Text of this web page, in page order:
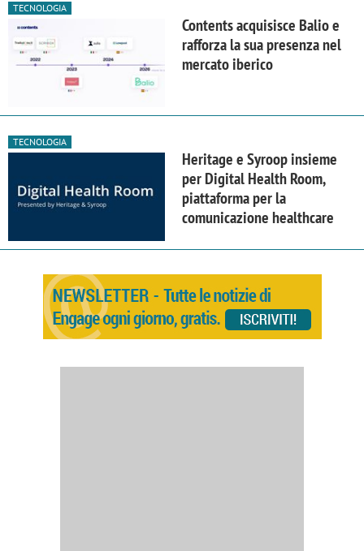
TECNOLOGIA
Contents acquisisce Balio e
rafforza la sua presenza nel
mercato iberico
TECNOLOGIA
Heritage e Syroop insieme
per Digital Health Room,
piattaforma per la
comunicazione healthcare